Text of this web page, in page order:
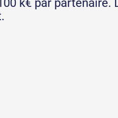
k€ par partenaire.